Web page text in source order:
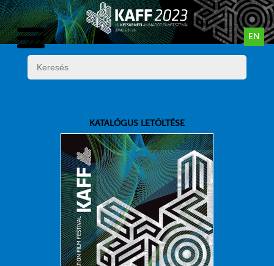
EN
KATALÓGUS LETÖLTÉSE